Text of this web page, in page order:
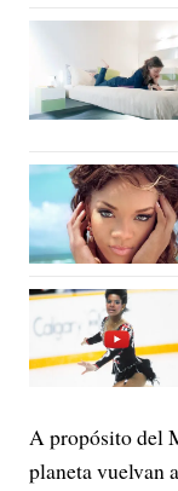
A propósito del
planeta vuelvan